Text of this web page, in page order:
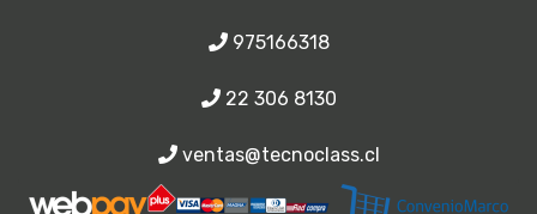
975166318
22 306 8130
ventas@tecnoclass.cl